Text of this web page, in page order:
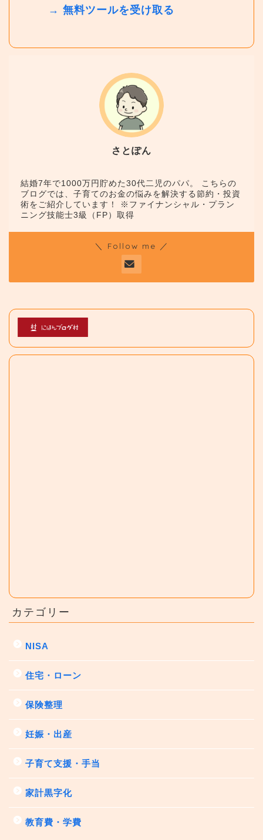
→ 無料ツールを受け取る
さとぽん
結婚7年で1000万円貯めた30代二児のパパ。 こちらの
ブログでは、子育てのお金の悩みを解決する節約・投資
術をご紹介しています！ ※ファイナンシャル・プラン
ニング技能士3級（FP）取得
＼ Follow me ／
カテゴリー
NISA
住宅・ローン
保険整理
妊娠・出産
子育て支援・手当
家計黒字化
教育費・学費